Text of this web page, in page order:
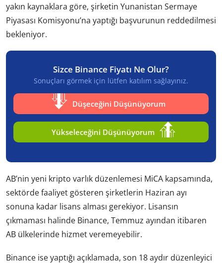
yakın kaynaklara göre, şirketin Yunanistan Sermaye
Piyasası Komisyonu’na yaptığı başvurunun reddedilmesi
bekleniyor.
Sizce Binance Fiyatı Ne Olur?
Sonuçları görmek için lütfen katılım sağlayınız.
Düşeceğini Düşünüyorum
Yükseleceğini Düşünüyorum
AB’nin yeni kripto varlık düzenlemesi MiCA kapsamında,
sektörde faaliyet gösteren şirketlerin Haziran ayı
sonuna kadar lisans alması gerekiyor. Lisansın
çıkmaması halinde Binance, Temmuz ayından itibaren
AB ülkelerinde hizmet veremeyebilir.
Binance ise yaptığı açıklamada, son 18 aydır düzenleyici